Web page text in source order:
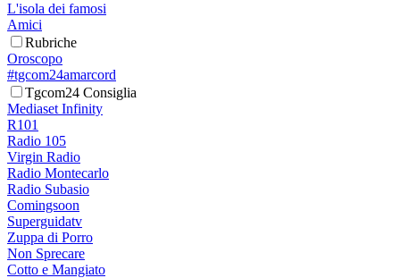
L'isola dei famosi
Amici
Rubriche
Oroscopo
#tgcom24amarcord
Tgcom24 Consiglia
Mediaset Infinity
R101
Radio 105
Virgin Radio
Radio Montecarlo
Radio Subasio
Comingsoon
Superguidatv
Zuppa di Porro
Non Sprecare
Cotto e Mangiato